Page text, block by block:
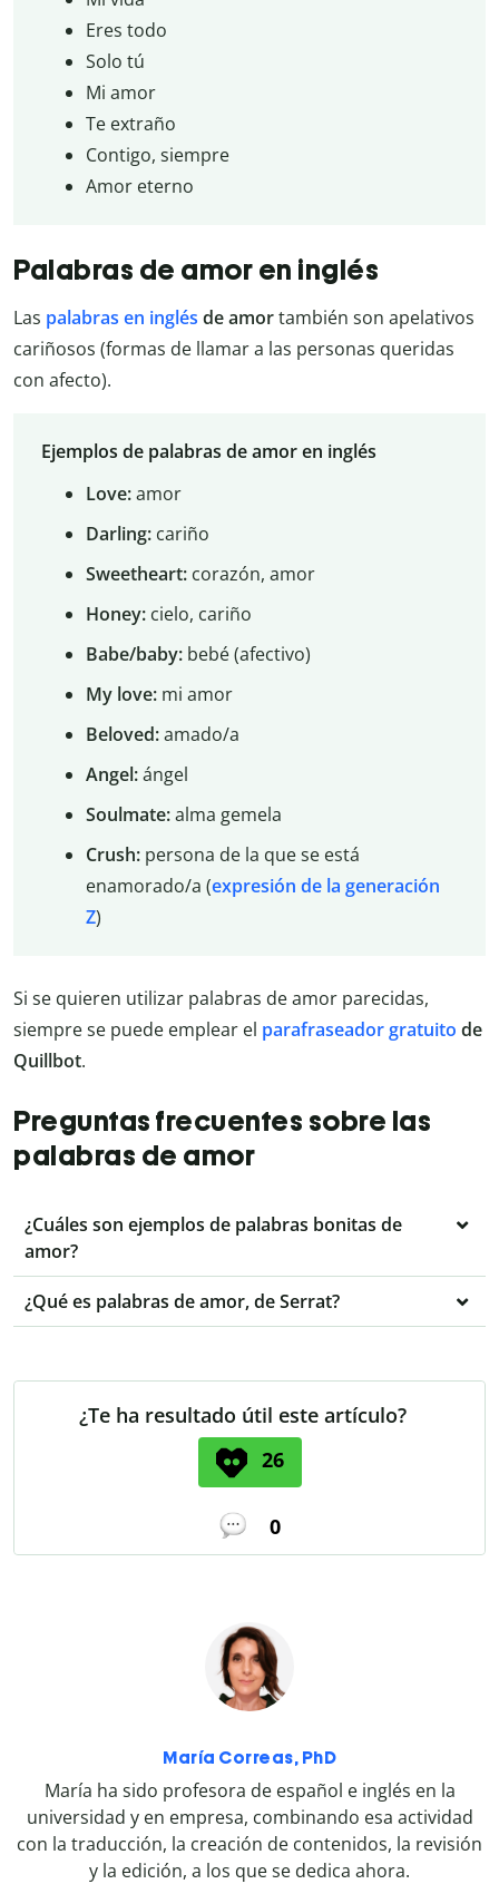
Eres todo
Solo tú
Mi amor
Te extraño
Contigo, siempre
Amor eterno
Palabras de amor en inglés
Las palabras en inglés de amortambién son apelativos
cariñosos (formas de llamar a las personas queridas
con afecto).
Ejemplos de palabras de amor en inglés
Love:amor
Darling:cariño
Sweetheart:corazón, amor
Honey:cielo, cariño
Babe/baby:bebé (afectivo)
My love:mi amor
Beloved:amado/a
Angel:ángel
Soulmate:alma gemela
Crush:persona de la que se está
enamorado/a (expresión de la generación
Z)
Si se quieren utilizar palabras de amor parecidas,
siempre se puede emplear el parafraseador gratuito de
Quillbot.
Preguntas frecuentes sobre las
palabras de amor
¿Cuáles son ejemplos de palabras bonitas de
amor?
¿Qué es palabras de amor, de Serrat?
¿Te ha resultado útil este artículo?
26
0
María Correas, PhD
María ha sido profesora de español e inglés en la
universidad y en empresa, combinando esa actividad
con la traducción, la creación de contenidos, la revisión
y la edición, a los que se dedica ahora.